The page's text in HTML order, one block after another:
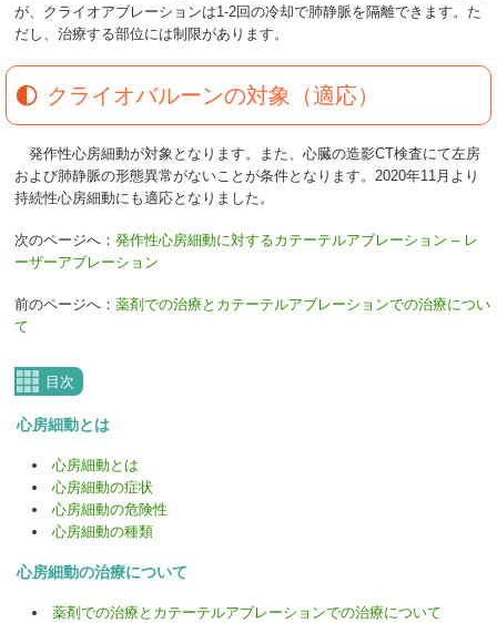
が、クライオアブレーションは1-2回の冷却で肺静脈を隔離できます。た
だし、治療する部位には制限があります。
クライオバルーンの対象（適応）
発作性心房細動が対象となります。また、心臓の造影CT検査にて左房
および肺静脈の形態異常がないことが条件となります。2020年11月より
持続性心房細動にも適応となりました。
次のページへ： 発作性心房細動に対するカテーテルアブレーション – レ
ーザーアブレーション
前のページへ： 薬剤での治療とカテーテルアブレーションでの治療につい
て
目次
心房細動とは
心房細動とは
心房細動の症状
心房細動の危険性
心房細動の種類
心房細動の治療について
薬剤での治療とカテーテルアブレーションでの治療について